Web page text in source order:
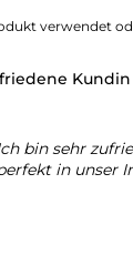
verwendet
Kundin
bin sehr
in unser